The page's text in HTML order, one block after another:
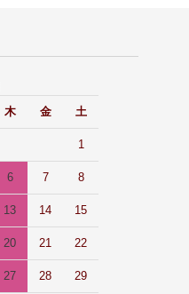
木 金 土
1
6 7 8
13 14 15
20 21 22
27 28 29